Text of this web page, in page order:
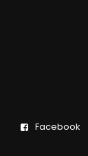
Facebook